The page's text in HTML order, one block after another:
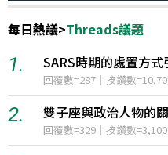
每日熱議>Threads議題
1. SARS時期的處置方
回覆數=287｜按讚數
2. 雙子座與政治人物的
回覆數=329｜按讚數